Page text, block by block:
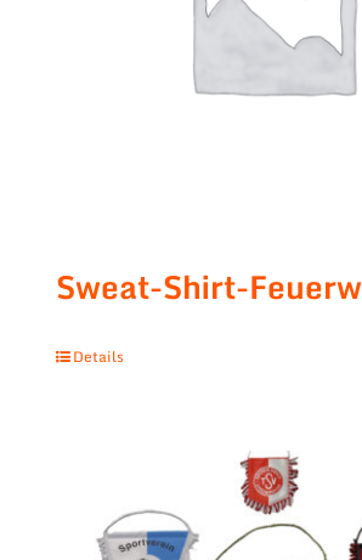
Sweat-Shirt-
Details